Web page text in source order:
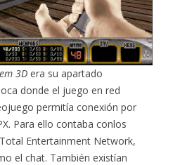
3D era su apartado
donde el juego en red
permitía conexión por
Para ello contaba conlos
Entertainment Network,
el chat. También existían